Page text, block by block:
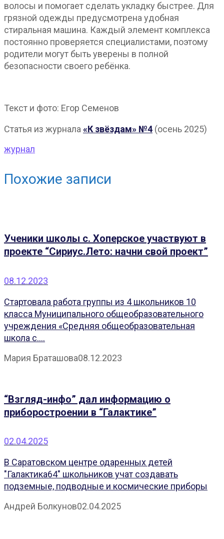
волосы и помогает сделать укладку быстрее. Для
грязной одежды предусмотрена удобная
стиральная машина. Каждый элемент комплекса
постоянно проверяется специалистами, поэтому
родители могут быть уверены в полной
безопасности своего ребёнка.
Текст и фото: Егор Семенов
Статья из журнала «К звёздам» №4 (осень 2025)
журнал
Похожие записи
Ученики школы с. Хоперское участвуют в
проекте “Сириус.Лето: начни свой проект”
08.12.2023
Стартовала работа группы из 4 школьников 10
класса Муниципального общеобразовательного
учреждения «Средняя общеобразовательная
школа с....
Мария Браташова08.12.2023
“Взгляд-инфо” дал информацию о
приборостроении в “Галактике”
02.04.2025
В Саратовском центре одаренных детей
"Галактика64" школьников учат создавать
подземные, подводные и космические приборы
Андрей Болкунов02.04.2025